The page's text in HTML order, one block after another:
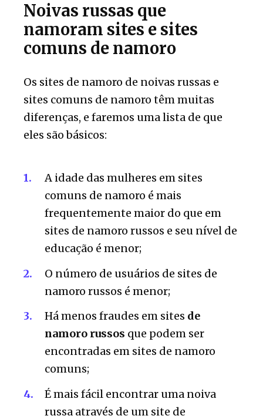
Noivas russas que
namoram sites e sites
comuns de namoro
Os sites de namoro de noivas russas e
sites comuns de namoro têm muitas
diferenças, e faremos uma lista de que
eles são básicos:
A idade das mulheres em sites
comuns de namoro é mais
frequentemente maior do que em
sites de namoro russos e seu nível de
educação é menor;
O número de usuários de sites de
namoro russos é menor;
Há menos fraudes em sites de
namoro russos que podem ser
encontradas em sites de namoro
comuns;
É mais fácil encontrar uma noiva
russa através de um site de